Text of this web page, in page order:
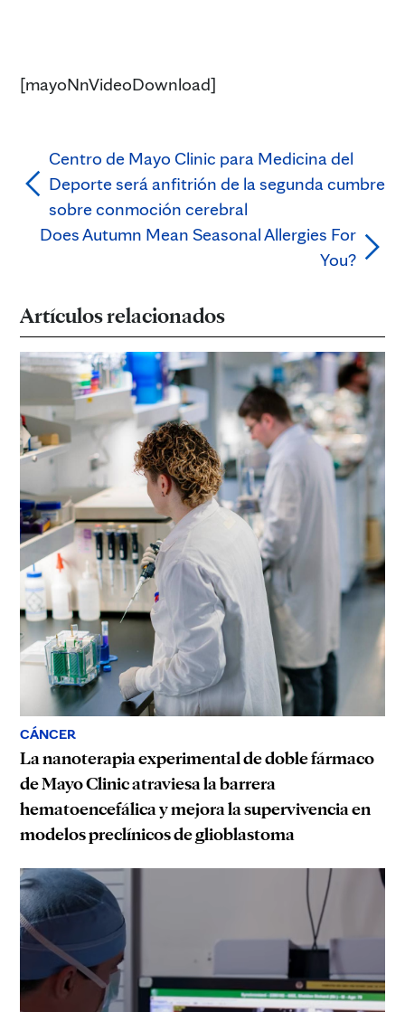
[mayoNnVideoDownload]
Centro de Mayo Clinic para Medicina del
Deporte será anfitrión de la segunda cumbre
sobre conmoción cerebral
Does Autumn Mean Seasonal Allergies For
You?
Artículos relacionados
CÁNCER
La nanoterapia experimental de doble fármaco
de Mayo Clinic atraviesa la barrera
hematoencefálica y mejora la supervivencia en
modelos preclínicos de glioblastoma